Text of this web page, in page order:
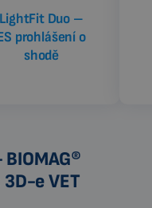
LightFit Duo –
prohlášení o
shodě
e VET